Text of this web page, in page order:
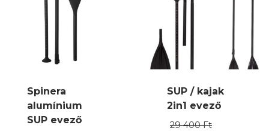
Spinera
alumínium
SUP evező
SUP / kajak
2in1 evező
29 400Ft